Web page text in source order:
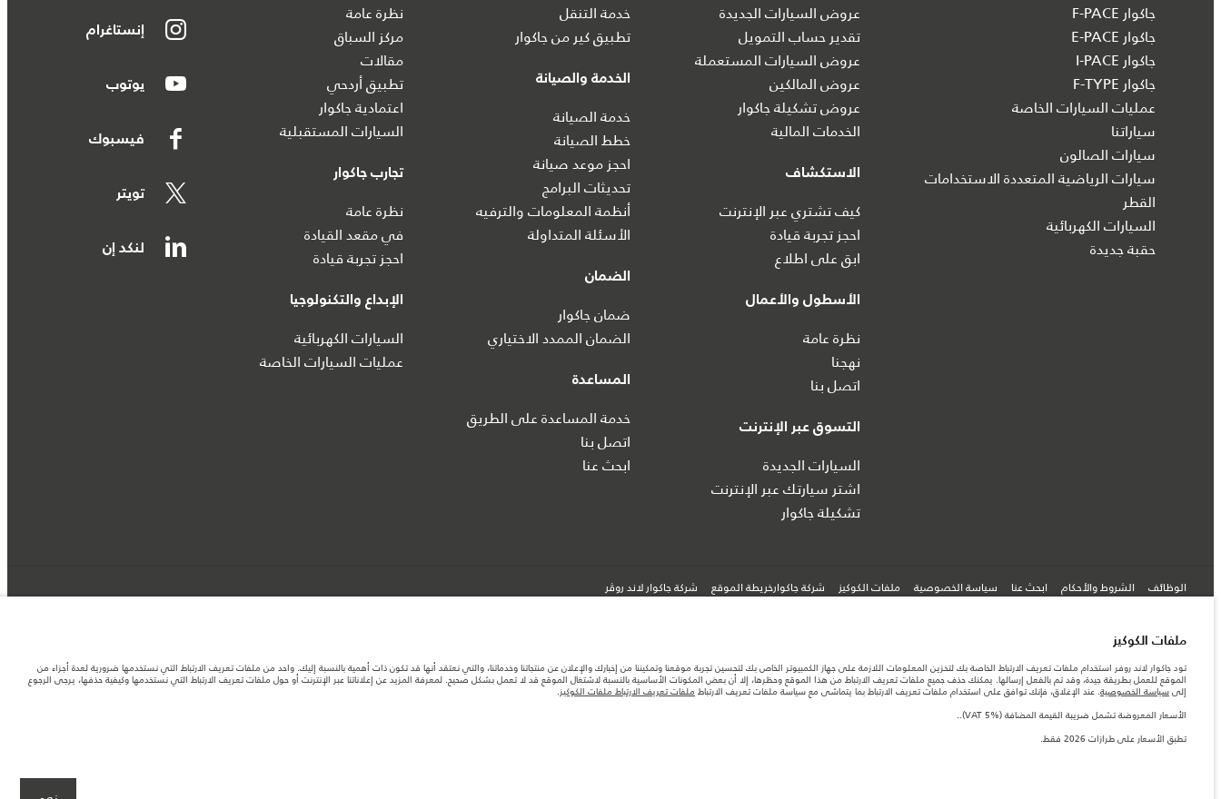
جاكوار F-PACE
جاكوار E-PACE
جاكوار I‑PACE
جاكوار F-TYPE
عمليات السيارات الخاصة
سياراتنا
سيارات الصالون
سيارات الرياضية المتعددة الاستخدامات
القطر
السيارات الكهربائية
حقبة جديدة
عروض السيارات الجديدة
تقدير حساب التمويل
عروض السيارات المستعملة
عروض المالكين
عروض تشكيلة جاكوار
الخدمات المالية
الاستكشاف
كيف تشتري عبر الإنترنت
احجز تجربة قيادة
ابق على اطلاع
الأسطول والأعمال
نظرة عامة
نهجنا
اتصل بنا
التسوق عبر الإنترنت
السيارات الجديدة
اشتر سيارتك عبر الإنترنت
تشكيلة جاكوار
خدمة التنقل
تطبيق كير من جاكوار
الخدمة والصيانة
خدمة الصيانة
خطط الصيانة
احجز موعد صيانة
تحديثات البرامج
أنظمة المعلومات والترفيه
الأسئلة المتداولة
الضمان
ضمان جاكوار
الضمان الممدد الاختياري
المساعدة
خدمة المساعدة على الطريق
اتصل بنا
ابحث عنا
نظرة عامة
مركز السباق
مقالات
تطبيق أردحي
اعتمادية جاكوار
السيارات المستقبلية
تجارب جاكوار
نظرة عامة
في مقعد القيادة
احجز تجربة قيادة
الإبداع والتكنولوجيا
السيارات الكهربائية
عمليات السيارات الخاصة
إنستاغرام
يوتوب
فيسبوك
تويتر
لنكد إن
الوظائف الشروط والأحكام ابحث عنا سياسة الخصوصية ملفات الكوكيز شركة جاكوارخريطة الموقع شركة جاكوار لاند روڤر
© جاكوار لاند روڨر المحدودة 2026
عمان, محسن حيدر درويش ش.م.م
المعلومات والمواصفات والأسعار والألوان المذكورة على هذا الموقع قد تختلف من بلد إلى آخر، كما أنّها قد تتغير بدون إشعار مسبق. الرجاء التواصل مع وكيلنا المحلي للتأكد من توفّرها والتحقق من الأسعار.
الأرقام المقدمة هي نتيجة لاختبارات المصنع الرسمية وفقاً لتشريعات الاتحاد الأوروبي. قد يتباين استهلك الوقود الفعلي للمركبة عن ذلك المتحقق في تلك الاختبارات كما أن هذه الأرقام بغرض المقارنة فحسب.
ملاحظة مهمة حول الصور والمواصفات. إن النقص العالمي في أشباه الموصلات يؤثر حاليًا في مواصفات تصميم السيارات وتوفر الخيارات وتوقيتات التصاميم. هذا ظرف ديناميكي للغاية، ونتيجة لذلك، قد لا تمثّل الصور المستخدَمة ضمن موقع الويب حاليًا المواصفات الحالية بالكامل بالنسبة إلى الميزات
ملفات الكوكيز
تود جاكوار لاند روفر استخدام ملفات تعريف الارتباط الخاصة بك لتخزين المعلومات اللازمة على جهاز الكمبيوتر الخاص بك لتحسين تجربة موقعنا وتمكيننا من إخبارك والإعلان عن منتجاتنا وخدماتنا، والتي نعتقد أنها قد تكون ذات أهمية بالنسبة إليك. واحد من ملفات تعريف الارتباط التي نستخدمها ضرورية لعدة أجزاء من
الموقع للعمل بطريقة جيدة، وقد تم بالفعل إرسالها. يمكنك حذف جميع ملفات تعريف الارتباط من هذا الموقع وحظرها، إلا أن بعض المكونات الأساسية بالنسبة لاشتغال الموقع قد لا تعمل بشكل صحيح. لمعرفة المزيد عن إعلاناتنا عبر الإنترنت أو حول ملفات تعريف الارتباط التي نستخدمها وكيفية حذفها، يرجى الرجوع
إلى سياسة الخصوصية. عند الإغلاق، فإنك توافق على استخدام ملفات تعريف الارتباط بما يتماشى مع سياسة ملفات تعريف الارتباط ملفات تعريف الارتباط ملفات الكوكيز.
الأسعار المعروضة تشمل ضريبة القيمة المضافة (VAT 5%)..
تطبق الأسعار على طرازات 2026 فقط.